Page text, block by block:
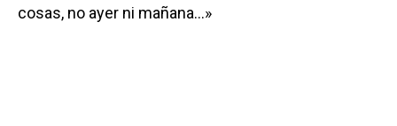
cosas, no ayer ni mañana…»